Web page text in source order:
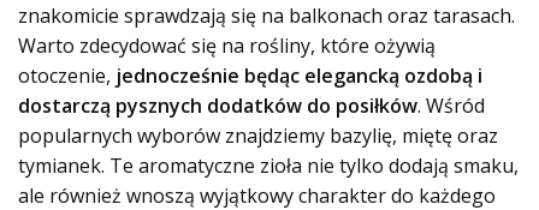
znakomicie sprawdzają się na balkonach oraz tarasach.
Warto zdecydować się na rośliny, które ożywią
otoczenie, jednocześnie będąc elegancką ozdobą i
dostarczą pysznych dodatków do posiłków. Wśród
popularnych wyborów znajdziemy bazylię, miętę oraz
tymianek. Te aromatyczne zioła nie tylko dodają smaku,
ale również wnoszą wyjątkowy charakter do każdego